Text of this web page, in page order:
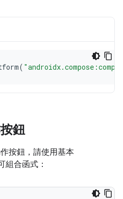
(
鈕
按鈕，請使用基本
組合函式：